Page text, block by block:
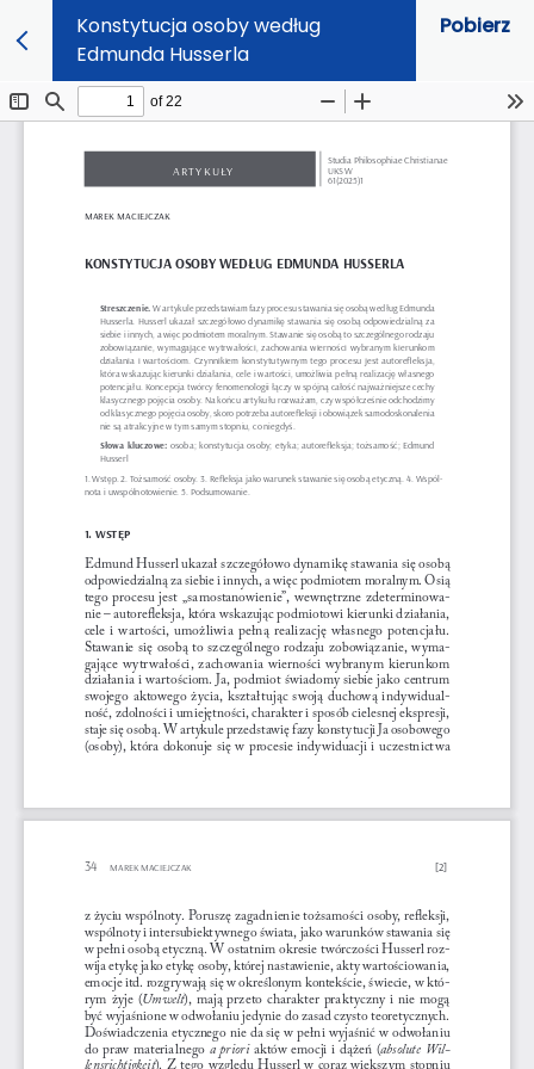
Konstytucja osoby według
Edmunda Husserla
Pobierz